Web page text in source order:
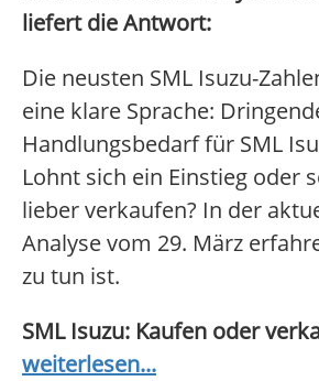
liefert die Antwort:
Die neusten SML Isuzu-
eine klare Sprache:
Handlungsbedarf für SML
Lohnt sich ein Einstieg oder
lieber verkaufen? In der
Analyse vom 29. März
zu tun ist.
SML Isuzu: Kaufen oder
weiterlesen...